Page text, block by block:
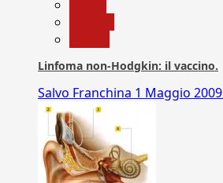
Linfoma non-Hodgkin: il vaccino.
Salvo Franchina 1 Maggio 2009